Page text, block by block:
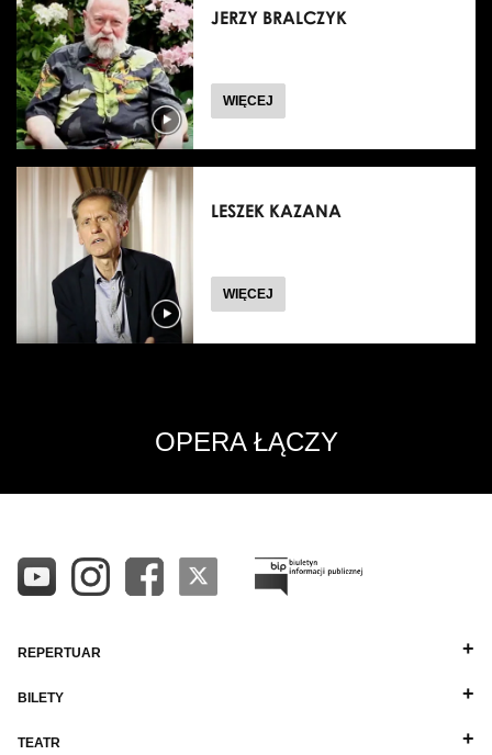
JERZY BRALCZYK
WIĘCEJO
LESZEK KAZANA
WIĘCEJO
OPERA ŁĄCZY
REPERTUAR
BILETY
TEATR